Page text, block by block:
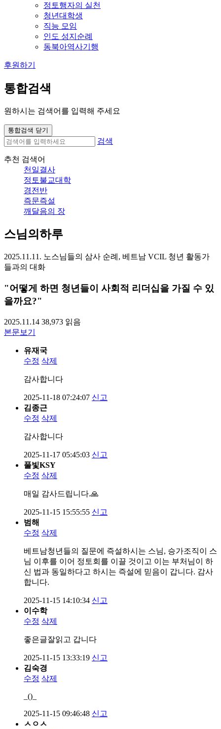
정토행자의 실천
청년대학생
직능 모임
인도 성지순례
동북아역사기행
후원하기
통합검색
원하시는 검색어를 입력해 주세요
통합검색 닫기
검색
추천 검색어
천일결사
정토불교대학
경전반
즉문즉설
깨달음의 장
스님의하루
2025.11.11. 노스님들의 삼사 순례, 베트남 VCIL 청년 활동가
들과의 대화
"어떻게 하면 청년들이 사회적 리더십을 가질 수 있
을까요?"
2025.11.14 38,973 읽음
본문보기
유재국
수정 삭제
감사합니다
2025-11-18 07:24:07 신고
김종근
수정 삭제
감사합니다
2025-11-17 05:45:03 신고
풀빛KSY
수정 삭제
매일 감사드립니다.🙏
2025-11-15 15:55:55 신고
범해
수정 삭제
베트남청년들의 질문에 즉설하시는 스님, 승가조직이 스
님 이후를 이어 정토회를 이끌 것이고 이는 부처님이 하
신 법과 동일하다고 하시는 즉설에 믿음이 갑니다. 감사
합니다.
2025-11-15 14:10:34 신고
이수학
수정 삭제
좋은글잘읽고 갑니다
2025-11-15 13:33:19 신고
김숙경
수정 삭제
_()_
2025-11-15 09:46:48 신고
ㅅㅇㅅ